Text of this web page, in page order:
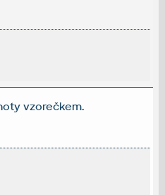
vzorečkem.